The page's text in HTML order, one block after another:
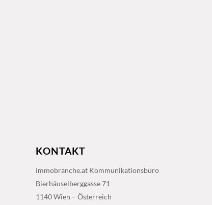
KONTAKT
immobranche.at Kommunikationsbüro
Bierhäuselberggasse 71
1140 Wien – Österreich